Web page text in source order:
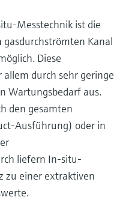
Messtechnik ist die
Kanal
Diese
allem durch sehr geringe
Wartungsbedarf aus.
den gesamten
Ausführung) oder in
liefern In-situ-
zu einer extraktiven